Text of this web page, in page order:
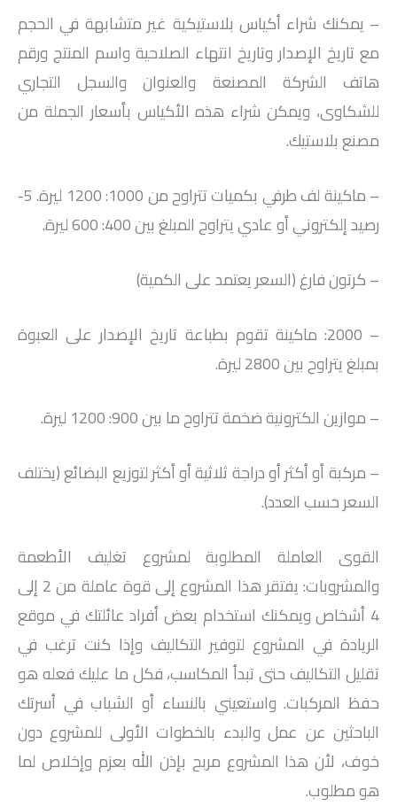
– يمكنك شراء أكياس بلاستيكية غير متشابهة في الحجم
مع تاريخ الإصدار وتاريخ انتهاء الصلاحية واسم المنتج ورقم
هاتف الشركة المصنعة والعنوان والسجل التجاري
للشكاوى، ويمكن شراء هذه الأكياس بأسعار الجملة من
مصنع بلاستيك.
– ماكينة لف طرفي بكميات تتراوح من 1000: 1200 ليرة. 5-
رصيد إلكتروني أو عادي يتراوح المبلغ بين 400: 600 ليرة.
– كرتون فارغ (السعر يعتمد على الكمية)
– 2000: ماكينة تقوم بطباعة تاريخ الإصدار على العبوة
بمبلغ يتراوح بين 2800 ليرة.
– موازين الكترونية ضخمة تتراوح ما بين 900: 1200 ليرة.
– مركبة أو أكثر أو دراجة ثلاثية أو أكثر لتوزيع البضائع (يختلف
السعر حسب العدد).
القوى العاملة المطلوبة لمشروع تغليف الأطعمة
والمشروبات: يفتقر هذا المشروع إلى قوة عاملة من 2 إلى
4 أشخاص ويمكنك استخدام بعض أفراد عائلتك في موقع
الريادة في المشروع لتوفير التكاليف وإذا كنت ترغب في
تقليل التكاليف حتى تبدأ المكاسب، فكل ما عليك فعله هو
حفظ المركبات. واستعيني بالنساء أو الشباب في أسرتك
الباحثين عن عمل والبدء بالخطوات الأولى للمشروع دون
خوف، لأن هذا المشروع مربح بإذن الله بعزم وإخلاص لما
هو مطلوب.